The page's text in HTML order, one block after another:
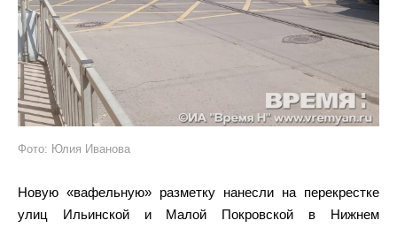
Фото: Юлия Иванова
Новую «вафельную» разметку нанесли на перекрестке
улиц Ильинской и Малой Покровской в Нижнем